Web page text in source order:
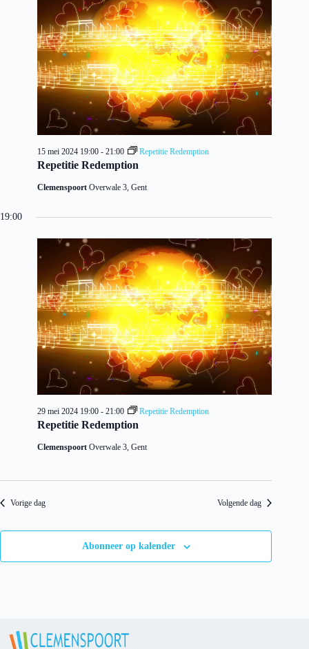
Repetitie Redemption
15 mei 2024 19:00 - 21:00 Repetitie Redemption
Clemenspoort Overwale 3, Gent
19:00
Repetitie Redemption
29 mei 2024 19:00 - 21:00 Repetitie Redemption
Clemenspoort Overwale 3, Gent
Vorige dag Volgende dag
Abonneer op kalender